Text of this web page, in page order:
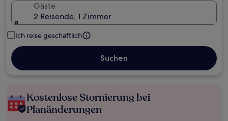
Gäste
2 Reisende, 1 Zimmer
Ich reise geschäftlich
Suchen
Kostenlose Stornierung bei
Planänderungen